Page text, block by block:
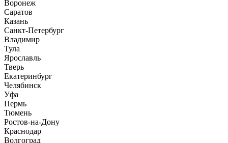
Воронеж
Саратов
Казань
Санкт-Петербург
Владимир
Тула
Ярославль
Тверь
Екатеринбург
Челябинск
Уфа
Пермь
Тюмень
Ростов-на-Дону
Краснодар
Волгоград